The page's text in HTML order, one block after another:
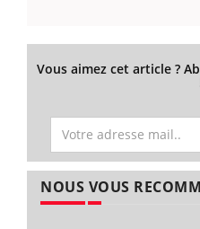
Vous aimez cet article ?
NOUS VOUS